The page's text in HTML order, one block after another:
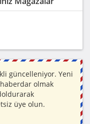
güncelleniyor. Yeni
olmak
üye olun.